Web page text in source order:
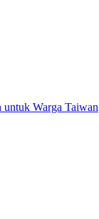
Warga Taiwan